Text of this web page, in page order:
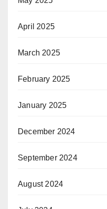
April 2025
March 2025
February 2025
January 2025
December 2024
September 2024
August 2024